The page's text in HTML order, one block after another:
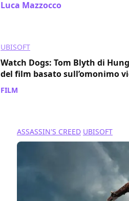
Luca Mazzocco
UBISOFT
Watch Dogs: Tom Blyth di
del film basato sull’omonimo
FILM
ASSASSIN'S CREED UBISOFT